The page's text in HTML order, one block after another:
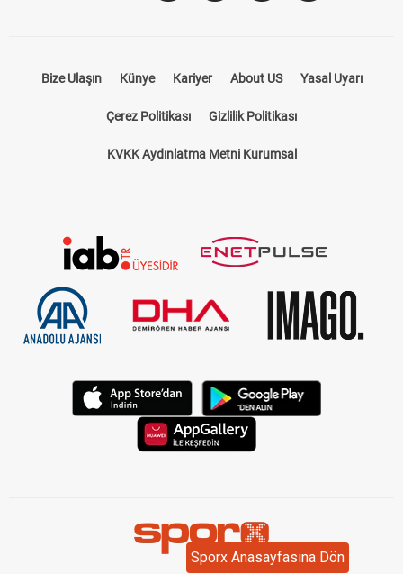
Sporx Anasayfasına Dön
Bize Ulaşın Künye Kariyer About US Yasal Uyarı
Çerez Politikası Gizlilik Politikası
KVKK Aydınlatma Metni Kurumsal